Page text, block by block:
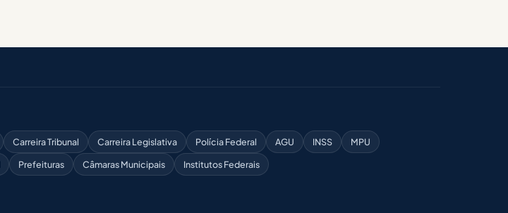
Carreira Tribunal Carreira Legislativa Polícia Federal AGU INSS
MPU
Prefeituras Câmaras Municipais Institutos Federais